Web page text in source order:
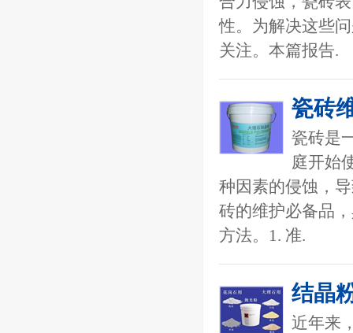
性。为解决这些
关注。本篇报告.
瓷砖
瓷砖是
庭开始
种因素的侵蚀，
砖的维护必备品
方法。1. 准.
结晶
近年来